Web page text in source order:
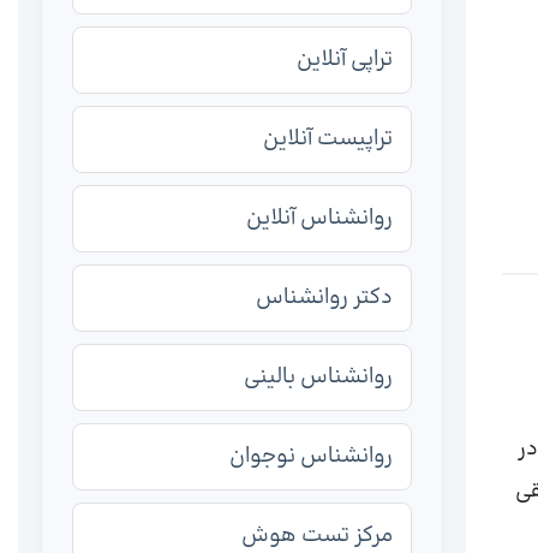
تراپی آنلاین
تراپیست آنلاین
روانشناس آنلاین
دکتر روانشناس
روانشناس بالینی
روانشناس نوجوان
مرکز تست هوش